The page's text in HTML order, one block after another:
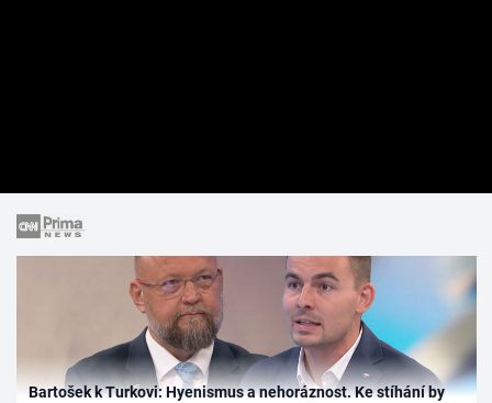
Bartošek k Turkovi: Hyenismus a nehoráznost. Ke stíhání by